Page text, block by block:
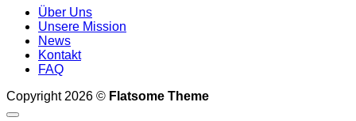
Über Uns
Unsere Mission
News
Kontakt
FAQ
Copyright 2026 © Flatsome Theme